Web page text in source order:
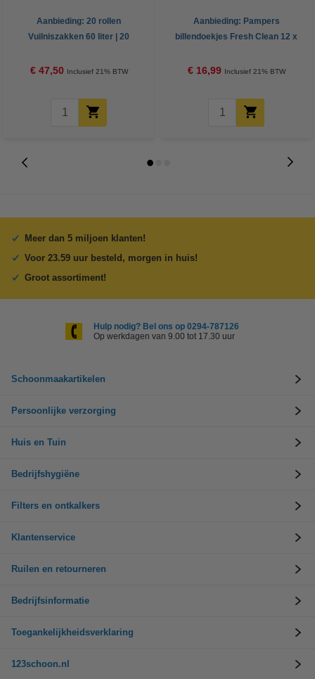
Aanbieding: 20 rollen
Vuilniszakken 60 liter | 20
123schoon
€ 47,50 Inclusief 21% BTW
Aanbieding: Pampers
billendoekjes Fresh Clean 12 x
€ 16,99 Inclusief 21% BTW
Meer dan 5 miljoen klanten!
Voor 23.59 uur besteld, morgen in huis!
Groot assortiment!
Hulp nodig? Bel ons op 0294-787126
Op werkdagen van 9.00 tot 17.30 uur
Schoonmaakartikelen
Persoonlijke verzorging
Huis en Tuin
Bedrijfshygiëne
Filters en ontkalkers
Klantenservice
Ruilen en retourneren
Bedrijfsinformatie
Toegankelijkheidsverklaring
123schoon.nl